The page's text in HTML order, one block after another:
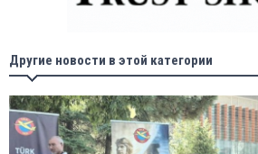
Другие новости в этой категории